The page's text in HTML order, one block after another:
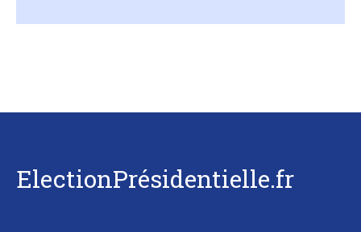
ElectionPrésidentielle.fr